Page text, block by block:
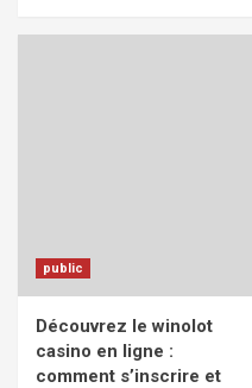
public
Découvrez le winolot
casino en ligne :
comment s’inscrire et